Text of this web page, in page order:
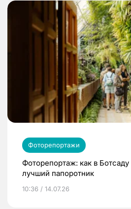
Фоторепортажи
Фоторепортаж: как в
лучший папоротник
10:36 / 14.07.26